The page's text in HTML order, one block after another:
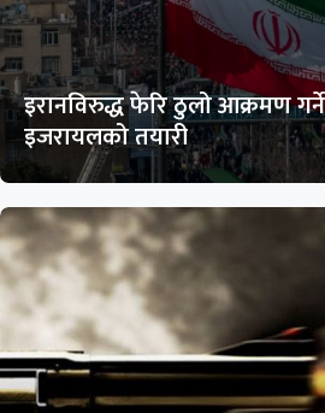
इरानविरुद्ध फेरि ठुलो आक्रमण
इजरायलको तयारी